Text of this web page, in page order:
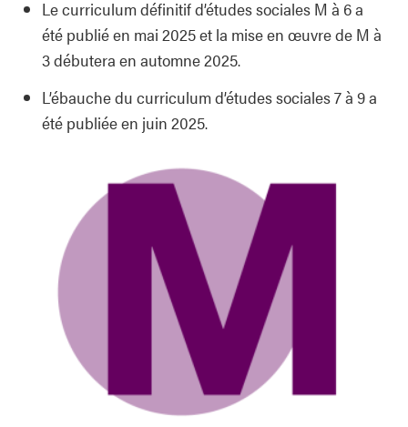
Le curriculum définitif d’études sociales M à 6 a
été publié en mai 2025 et la mise en œuvre de M à
3 débutera en automne 2025.
L’ébauche du curriculum d’études sociales 7 à 9 a
été publiée en juin 2025.